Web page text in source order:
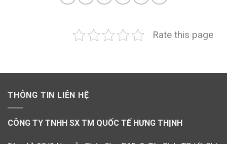
Rate this page
THÔNG TIN LIÊN HỆ
CÔNG TY TNHH SX TM QUỐC TẾ HƯNG THỊNH